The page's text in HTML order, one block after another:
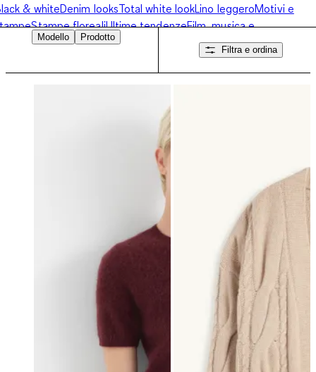
& whiteDenim looksTotal white lookLino leggeroMotivi e
Stampe florealiUltime tendenzeFilm, musica e
Tendenze capi in maglia
Modello
Prodotto
Filtra e ordina